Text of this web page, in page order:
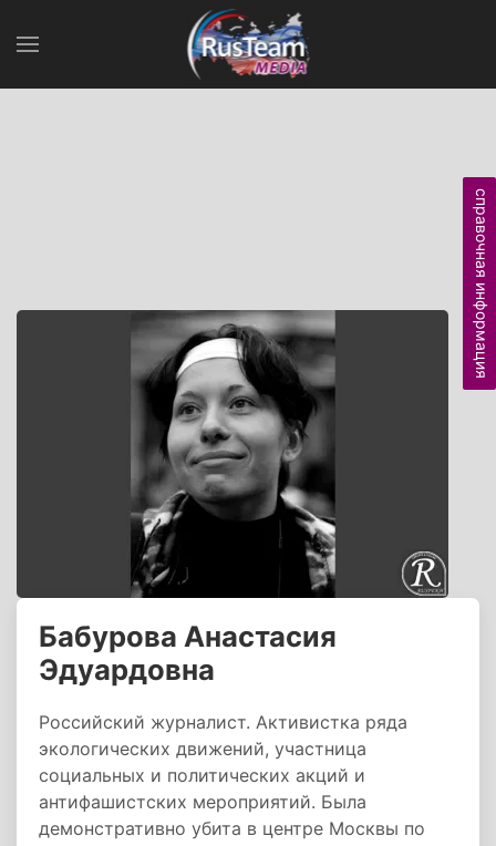
Бабурова Анастасия
Эдуардовна
Российский журналист. Активистка ряда
экологических движений, участница
социальных и политических акций и
антифашистских мероприятий. Была
демонстративно убита в центре Москвы по
справочная информация